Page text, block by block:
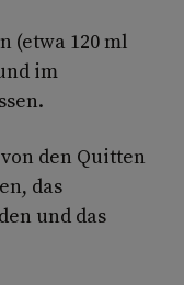
(etwa 120 ml
im
den Quitten
das
und das